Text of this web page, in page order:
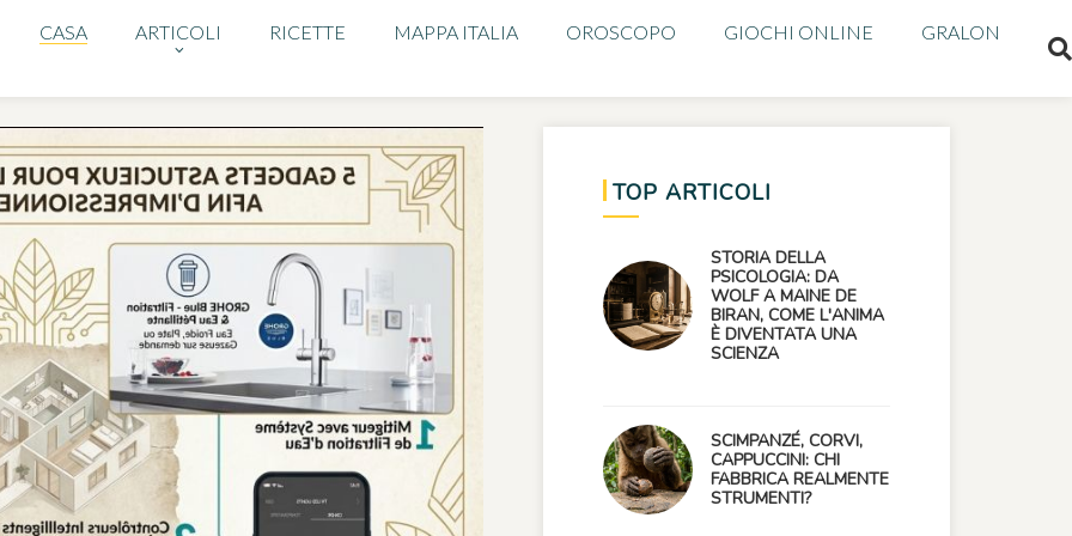
CASA ARTICOLI RICETTE MAPPA ITALIA OROSCOPO GIOCHI ONLINE GRALON
TOP ARTICOLI
STORIA DELLA
PSICOLOGIA: DA
WOLF A MAINE DE
BIRAN, COME L'ANIMA
È DIVENTATA UNA
SCIENZA
SCIMPANZÉ, CORVI,
CAPPUCCINI: CHI
FABBRICA REALMENTE
STRUMENTI?